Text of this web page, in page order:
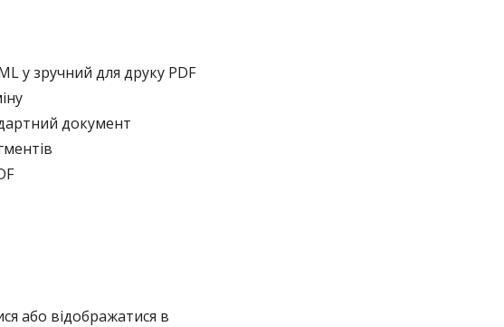
у зручний для друку PDF
документ
або відображатися в